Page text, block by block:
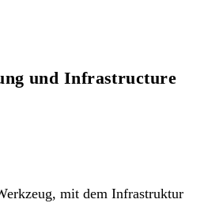
und Infrastructure
mit dem Infrastruktur